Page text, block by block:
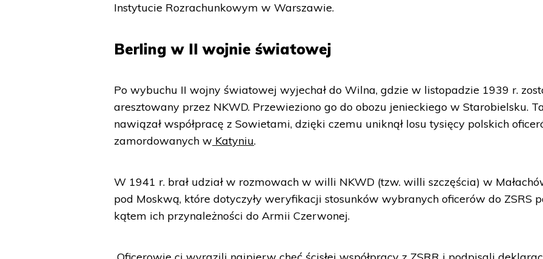
Instytucie Rozrachunkowym w Warszawie.
Berling w II wojnie światowej
Po wybuchu II wojny światowej wyjechał do Wilna, gdzie w listopadzie 1939 r.
aresztowany przez NKWD. Przewieziono go do obozu jenieckiego w Starobielsku.
nawiązał współpracę z Sowietami, dzięki czemu uniknął losu tysięcy polskich
zamordowanych w Katyniu.
W 1941 r. brał udział w rozmowach w willi NKWD (tzw. willi szczęścia) w
pod Moskwą, które dotyczyły weryfikacji stosunków wybranych oficerów do ZSRS
kątem ich przynależności do Armii Czerwonej.